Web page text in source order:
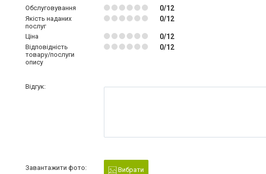
Обслуговування 0/12
Якість наданих
послуг
0/12
Ціна 0/12
Відповідність
товару/послуги
опису
0/12
Відгук:
Завантажити фото: Вибрати